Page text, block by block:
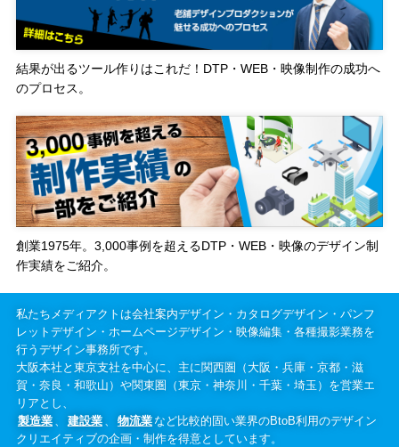
結果が出るツール作りはこれだ！DTP・WEB・映像制作の成功へ
のプロセス。
創業1975年。3,000事例を超えるDTP・WEB・映像のデザイン制
作実績をご紹介。
私たちメディアクトは会社案内デザイン・カタログデザイン・パンフ
レットデザイン・ホームページデザイン・映像編集・各種撮影業務を
行うデザイン事務所です。
大阪本社と東京支社を中心に、主に関西圏（大阪・兵庫・京都・滋
賀・奈良・和歌山）や関東圏（東京・神奈川・千葉・埼玉）を営業エ
リアとし、
製造業 、 建設業 、 物流業など比較的固い業界のBtoB利用のデザイン
クリエイティブの企画・制作を得意としています。